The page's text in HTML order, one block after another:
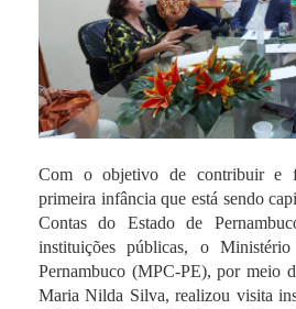
Com o objetivo de contribuir e
primeira infância que está sendo
Contas do Estado de
instituições públicas, o
Pernambuco (MPC-PE), por meio
Maria Nilda Silva, realizou visita